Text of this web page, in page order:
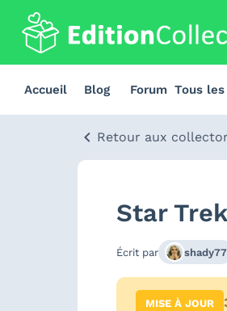
Accueil Blog Forum Tous
Retour aux
Star
Écrit par shady77
MISE À JOUR